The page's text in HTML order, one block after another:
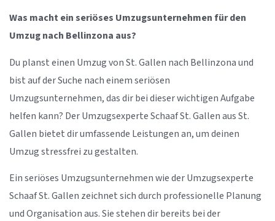
Was macht ein seriöses Umzugsunternehmen für den
Umzug nach Bellinzona aus?
Du planst einen Umzug von St. Gallen nach Bellinzona und
bist auf der Suche nach einem seriösen
Umzugsunternehmen, das dir bei dieser wichtigen Aufgabe
helfen kann? Der Umzugsexperte Schaaf St. Gallen aus St.
Gallen bietet dir umfassende Leistungen an, um deinen
Umzug stressfrei zu gestalten.
Ein seriöses Umzugsunternehmen wie der Umzugsexperte
Schaaf St. Gallen zeichnet sich durch professionelle Planung
und Organisation aus. Sie stehen dir bereits bei der